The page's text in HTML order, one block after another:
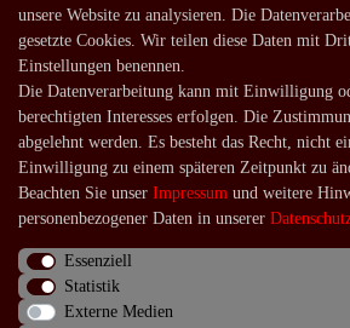
Versandarten und -
Service
Kontakt
Häufige Fragen
Über uns
Impressum
unsere Website zu analysieren. Die
gesetzte Cookies. Wir teilen diese Daten mit
Einstellungen benennen.
Die Datenverarbeitung kann mit Einwilligung
berechtigten Interesses erfolgen. Die
abgelehnt werden. Es besteht das Recht, nicht
Einwilligung zu einem späteren Zeitpunkt zu
Beachten Sie unser Impressum und weitere
personenbezogener Daten in unserer
Essenziell
Statistik
Externe Medien